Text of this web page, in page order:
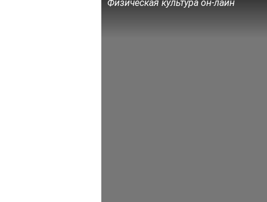
Физическая культура он-лайн